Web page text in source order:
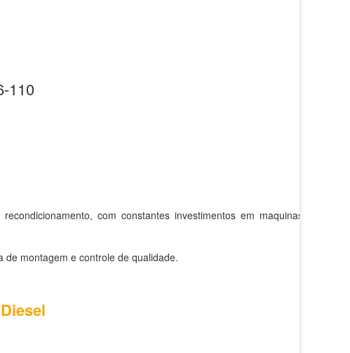
110
com constantes investimentos em maquinas e
montagem e controle de qualidade.